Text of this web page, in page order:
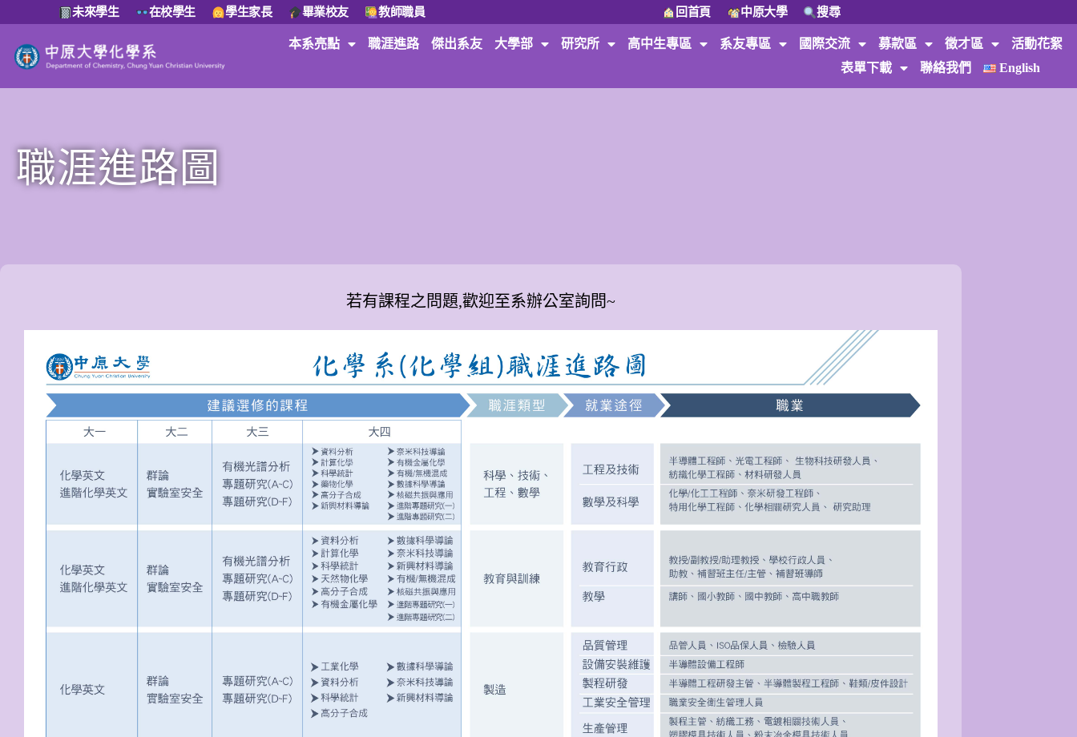
未來學生 在校學生 學生家長 畢業校友 教師職員 回首頁 中原大學 搜尋
本系亮點 職涯進路 傑出系友 大學部 研究所 高中生專區 系友專區 國際交流 募款區 徵才區
活動花絮
表單下載
聯絡我們 English
職涯進路圖
若有課程之問題,歡迎至系辦公室詢問~